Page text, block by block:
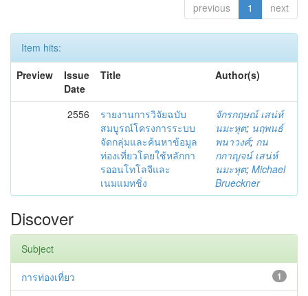
previous 1 next
Item hits:
Preview
Issue
Date
Title Author(s)
2556
รายงานการวิจัยฉบับ
สมบูรณ์โครงการระบบ
จัดกลุ่มและค้นหาข้อมูล
ท่องเที่ยวโดยใช้หลักกา
รออนโทโลจีและ
เนมแมทชิ่ง
จักรกฤษณ์ เสน่ห์
นมะหุต; นฤพนธ์
พนาวงศ์; กน
กกาญจน์ เสน่ห์
นมะหุต; Michael
Brueckner
Discover
Subject
1
การท่องเที่ยว